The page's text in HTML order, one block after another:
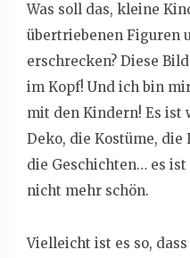
Was soll das, kleine
übertriebenen Figuren
erschrecken? Diese
im Kopf! Und ich bin
mit den Kindern! Es ist
Deko, die Kostüme,
die Geschichten… es
nicht mehr schön.
Vielleicht ist es so,